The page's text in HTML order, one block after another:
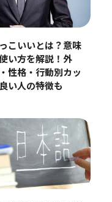
こいいとは？意味
い方を解説！外
性格・行動別カッ
い人の特徴も